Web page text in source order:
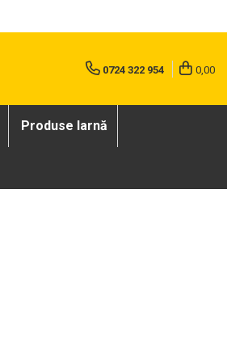
0724 322 954 0,00
Produse Iarnă